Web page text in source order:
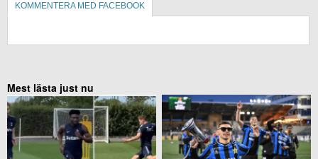
KOMMENTERA MED FACEBOOK
Mest lästa just nu